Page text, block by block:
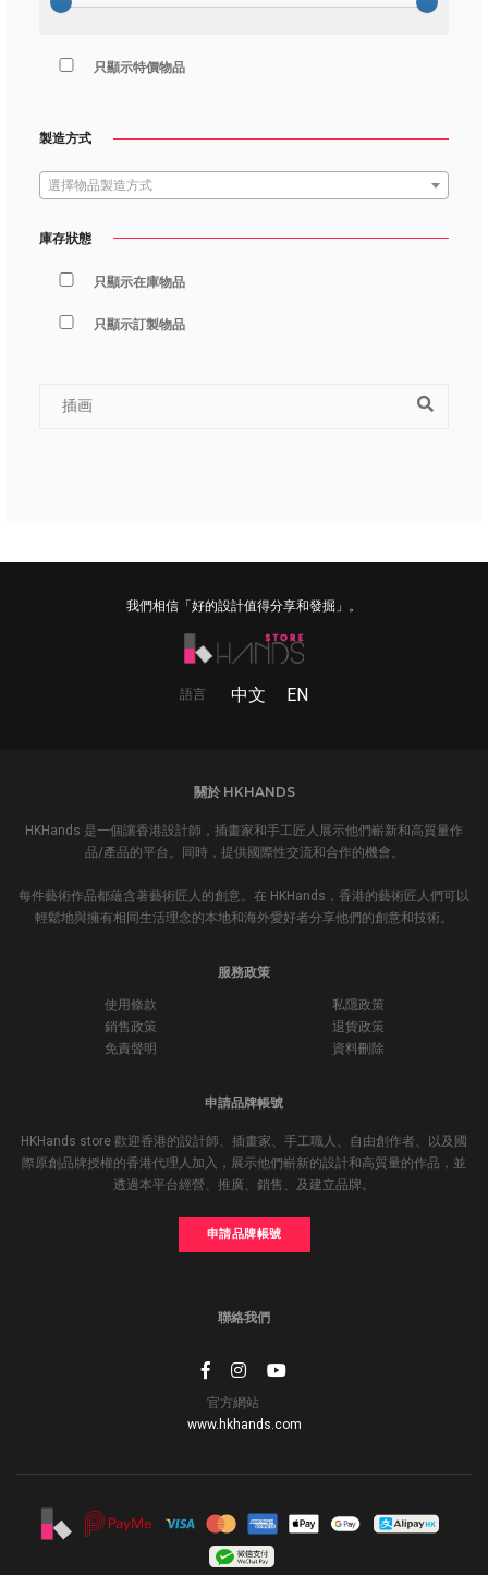
只顯示特價物品
製造方式
選擇物品製造方式
庫存狀態
只顯示在庫物品
只顯示訂製物品
我們相信「好的設計值得分享和發掘」。
語言 中文 EN
關於 HKHANDS
HKHands 是一個讓香港設計師，插畫家和手工匠人展示他們嶄新和高質量作
品/產品的平台。同時，提供國際性交流和合作的機會。
每件藝術作品都蘊含著藝術匠人的創意。在 HKHands，香港的藝術匠人們可以
輕鬆地與擁有相同生活理念的本地和海外愛好者分享他們的創意和技術。
服務政策
使用條款
私隱政策
銷售政策
退貨政策
免責聲明
資料刪除
申請品牌帳號
HKHands store 歡迎香港的設計師、插畫家、手工職人、自由創作者、以及國
際原創品牌授權的香港代理人加入，展示他們嶄新的設計和高質量的作品，並
透過本平台經營、推廣、銷售、及建立品牌。
申請品牌帳號
聯絡我們
官方網站
www.hkhands.com